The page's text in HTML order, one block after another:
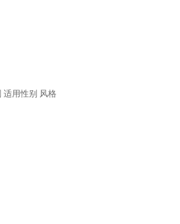
适用性别 风格